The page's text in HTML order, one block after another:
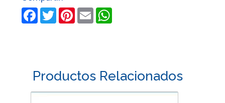
Facebook
TwitterPinterest
EmailWhatsApp
Productos Relacionados